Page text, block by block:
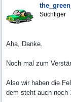
Suchtiger
Aha, Danke.
Noch mal zum
Also wir haben die
dem steht auch noch